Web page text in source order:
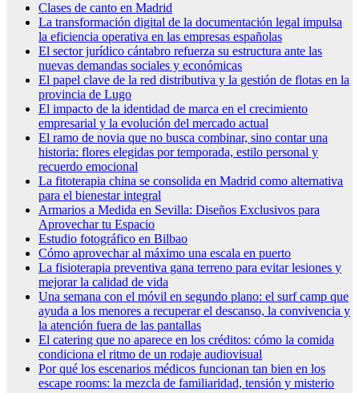
Clases de canto en Madrid
La transformación digital de la documentación legal impulsa
la eficiencia operativa en las empresas españolas
El sector jurídico cántabro refuerza su estructura ante las
nuevas demandas sociales y económicas
El papel clave de la red distributiva y la gestión de flotas en la
provincia de Lugo
El impacto de la identidad de marca en el crecimiento
empresarial y la evolución del mercado actual
El ramo de novia que no busca combinar, sino contar una
historia: flores elegidas por temporada, estilo personal y
recuerdo emocional
La fitoterapia china se consolida en Madrid como alternativa
para el bienestar integral
Armarios a Medida en Sevilla: Diseños Exclusivos para
Aprovechar tu Espacio
Estudio fotográfico en Bilbao
Cómo aprovechar al máximo una escala en puerto
La fisioterapia preventiva gana terreno para evitar lesiones y
mejorar la calidad de vida
Una semana con el móvil en segundo plano: el surf camp que
ayuda a los menores a recuperar el descanso, la convivencia y
la atención fuera de las pantallas
El catering que no aparece en los créditos: cómo la comida
condiciona el ritmo de un rodaje audiovisual
Por qué los escenarios médicos funcionan tan bien en los
escape rooms: la mezcla de familiaridad, tensión y misterio